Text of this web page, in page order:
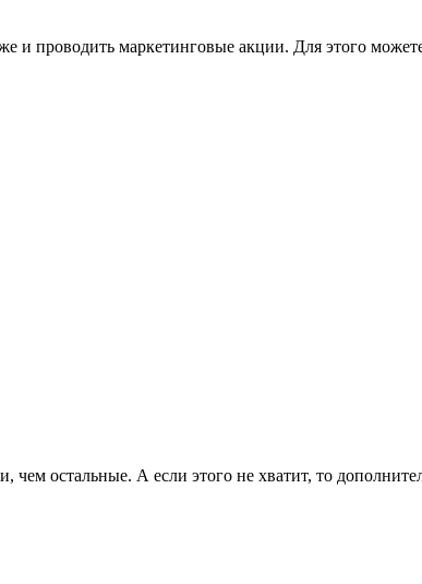
и проводить маркетинговые акции. Для этого
чем остальные. А если этого не хватит, то